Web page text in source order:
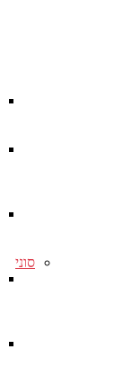
סוני